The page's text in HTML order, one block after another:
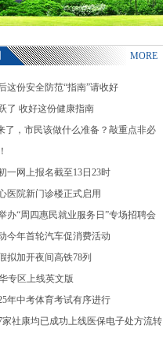
MORE
这份安全防范“指南”请收好
了 收好这份健康指南
了，市民该做什么准备？敲重点非必
一网上报名截至13日23时
医院新门诊楼正式启用
办“周四惠民就业服务日”专场招聘会
今年首轮汽车促消费活动
拟加开夜间高铁78列
专区上线英文版
年中考体育考试有序进行
家社康均已成功上线医保电子处方流转